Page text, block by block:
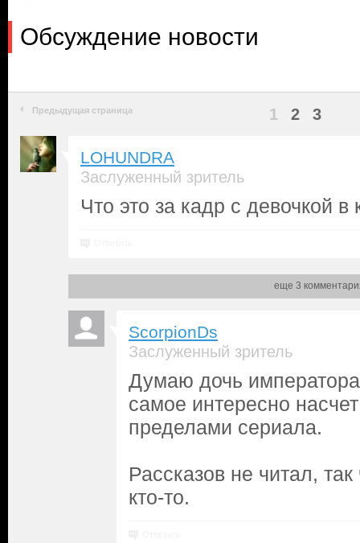
Обсуждение новости
Предыдущая страница 1 2 3
LOHUNDRA
Заслуженный зритель
Что это за кадр с девочкой в
еще 3
ScorpionDs
Заслуженный зритель
Думаю дочь
самое интересно
пределами сериала.
Рассказов не читал,
кто-то.